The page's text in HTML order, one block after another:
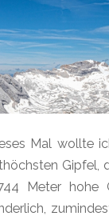
Mal wollte
Gipfel,
Meter hohe